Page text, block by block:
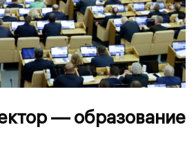
— образование